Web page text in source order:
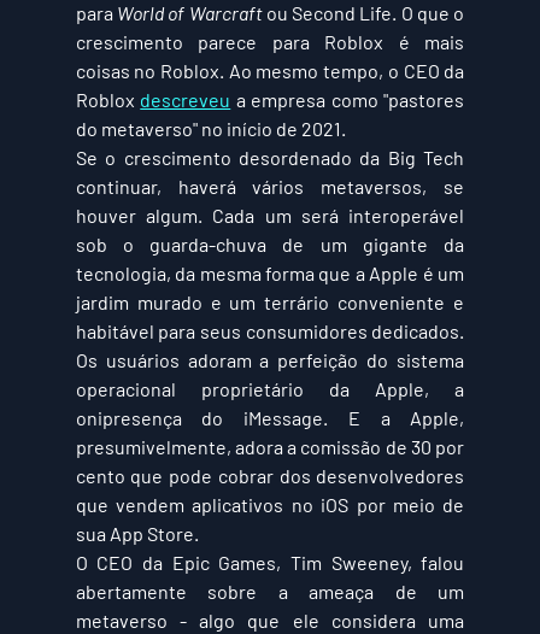
para World of Warcraft ou Second Life. O que o
crescimento parece para Roblox é mais
coisas no Roblox. Ao mesmo tempo, o CEO da
Roblox descreveu a empresa como "pastores
do metaverso" no início de 2021.
Se o crescimento desordenado da Big Tech
continuar, haverá vários metaversos, se
houver algum. Cada um será interoperável
sob o guarda-chuva de um gigante da
tecnologia, da mesma forma que a Apple é um
jardim murado e um terrário conveniente e
habitável para seus consumidores dedicados.
Os usuários adoram a perfeição do sistema
operacional proprietário da Apple, a
onipresença do iMessage. E a Apple,
presumivelmente, adora a comissão de 30 por
cento que pode cobrar dos desenvolvedores
que vendem aplicativos no iOS por meio de
sua App Store.
O CEO da Epic Games, Tim Sweeney, falou
abertamente sobre a ameaça de um
metaverso - algo que ele considera uma